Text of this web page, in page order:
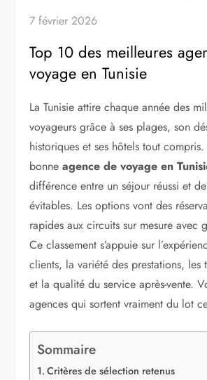
7 février 2026
Top 10 des meilleures
voyage en Tunisie
La Tunisie attire chaque année des
voyageurs grâce à ses plages, son
historiques et ses hôtels tout
bonneagence de voyage en
différence entre un séjour réussi et
évitables. Les options vont des
rapides aux circuits sur mesure avec
Ce classement s’appuie sur
clients, la variété des prestations, les
et la qualité du service après-vente.
agences qui sortent vraiment du lot
Sommaire
Critères de sélection retenus